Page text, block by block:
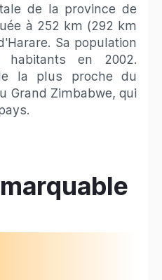
de la province de
à 252 km (292 km
Sa population
en 2002.
la plus proche du
Grand Zimbabwe, qui